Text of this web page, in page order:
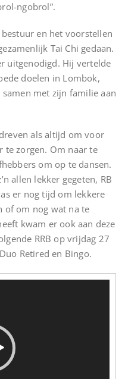
ngobrol”.
en het voorstellen
Tai Chi gedaan.
uitgenodigd. Hij vertelde
doelen in Lombok,
samen met zijn familie aan
als altijd om voor
te zorgen. Om naar te
om op te dansen.
allen lekker gegeten, RB
er nog tijd om lekkere
of om nog wat na te
kwam er ook aan deze
RRB op vrijdag 27
Retired en Bingo.